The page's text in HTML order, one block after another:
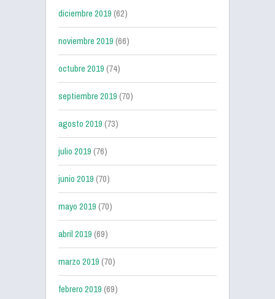
diciembre 2019(62)
noviembre 2019(66)
octubre 2019(74)
septiembre 2019(70)
agosto 2019(73)
julio 2019(76)
junio 2019(70)
mayo 2019(70)
abril 2019(69)
marzo 2019(70)
febrero 2019(69)